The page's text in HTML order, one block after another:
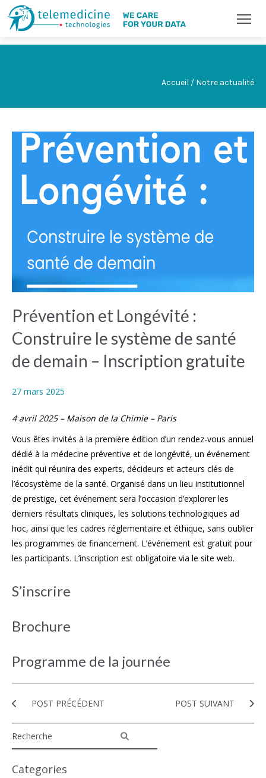
Accueil / Notre actualité
Prévention et Longévité :
Construire le système de santé
de demain – Inscription gratuite
27 mars 2025
4 avril 2025 – Maison de la Chimie – Paris
Vous êtes invités à la première édition d’un rendez-vous annuel
dédié à la médecine préventive et de longévité, un événement
inédit qui réunira des experts, décideurs et acteurs clés de
l’écosystème de la santé. Organisé dans un lieu institutionnel
de prestige, cet événement sera l’occasion d’explorer les
derniers résultats cliniques, les solutions technologiques ad
hoc, ainsi que les cadres réglementaire et éthique, sans oublier
les programmes de financement. L’événement est gratuit pour
les participants. L’inscription est obligatoire via le site web.
S’inscrire
Brochure
Programme de la journée
POST PRÉCÉDENT POST SUIVANT
Categories